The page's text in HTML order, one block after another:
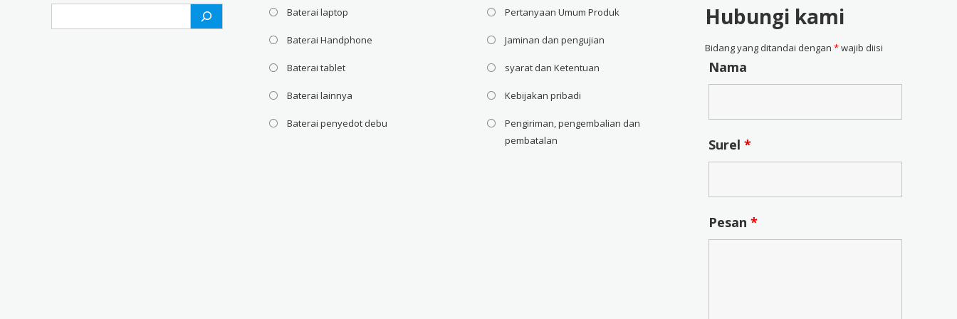
Baterai laptop
Baterai Handphone
Baterai tablet
Baterai lainnya
Baterai penyedot debu
Pertanyaan Umum Produk
Jaminan dan pengujian
syarat dan Ketentuan
Kebijakan pribadi
Pengiriman, pengembalian dan
pembatalan
Hubungi kami
Bidang yang ditandai dengan*wajib diisi
Nama
Surel*
Pesan*